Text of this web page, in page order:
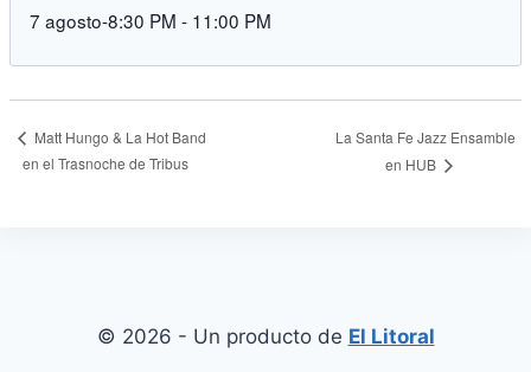
7 agosto-8:30 PM - 11:00 PM
Matt Hungo & La Hot Band
en el Trasnoche de Tribus
La Santa Fe Jazz Ensamble
en HUB
© 2026 - Un producto de El Litoral